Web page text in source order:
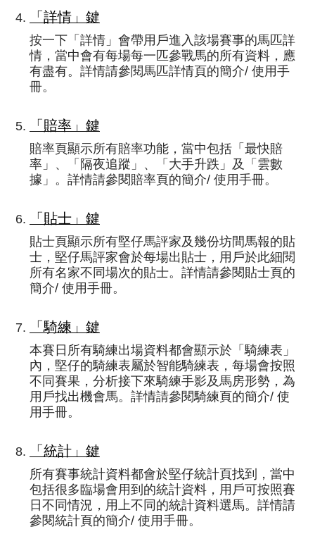
「詳情」鍵
按一下「詳情」會帶用戶進入該場賽事的馬匹詳
情，當中會有每場每一匹參戰馬的所有資料，應
有盡有。詳情請參閱馬匹詳情頁的簡介/ 使用手
冊。
「賠率」鍵
賠率頁顯示所有賠率功能，當中包括「最快賠
率」、「隔夜追蹤」、「大手升跌」及「雲數
據」。詳情請參閱賠率頁的簡介/ 使用手冊。
「貼士」鍵
貼士頁顯示所有堅仔馬評家及幾份坊間馬報的貼
士，堅仔馬評家會於每場出貼士，用戶於此細閱
所有名家不同場次的貼士。詳情請參閱貼士頁的
簡介/ 使用手冊。
「騎練」鍵
本賽日所有騎練出場資料都會顯示於「騎練表」
內，堅仔的騎練表屬於智能騎練表，每場會按照
不同賽果，分析接下來騎練手影及馬房形勢，為
用戶找出機會馬。詳情請參閱騎練頁的簡介/ 使
用手冊。
「統計」鍵
所有賽事統計資料都會於堅仔統計頁找到，當中
包括很多臨場會用到的統計資料，用戶可按照賽
日不同情況，用上不同的統計資料選馬。詳情請
參閱統計頁的簡介/ 使用手冊。